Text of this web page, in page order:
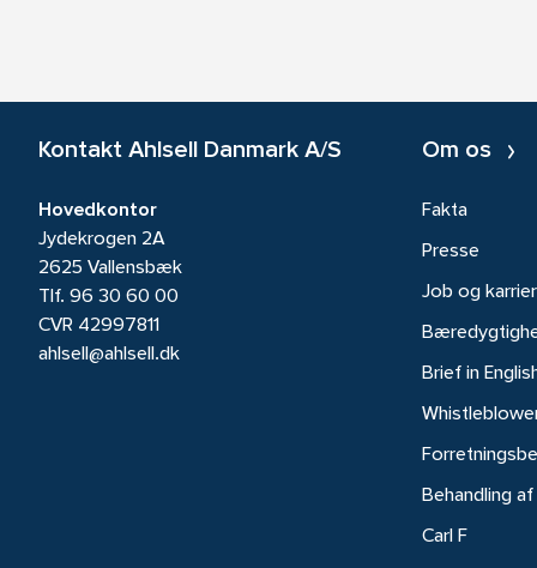
Kontakt Ahlsell Danmark A/S
Hovedkontor
Jydekrogen 2A
2625 Vallensbæk
Tlf. 96 30 60 00
CVR 42997811
ahlsell@ahlsell.dk
Om os
Fakta
Presse
Job og
Brief in
Behandling
Carl F